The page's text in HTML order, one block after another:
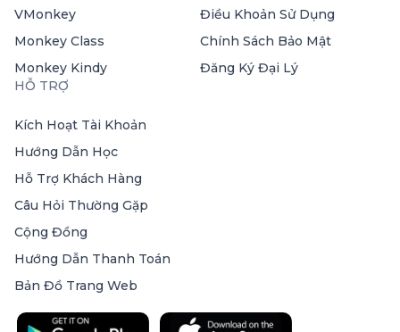
VMonkey
Monkey Class
Monkey Kindy
Điều Khoản Sử Dụng
Chính Sách Bảo Mật
Đăng Ký Đại Lý
HỖ TRỢ
Kích Hoạt Tài Khoản
Hướng Dẫn Học
Hỗ Trợ Khách Hàng
Câu Hỏi Thường Gặp
Cộng Đồng
Hướng Dẫn Thanh Toán
Bản Đồ Trang Web